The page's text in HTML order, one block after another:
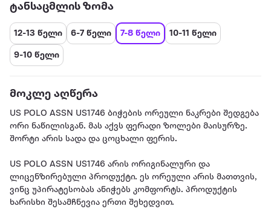
ტანსაცმლის ზომა
12-13 წელი 6-7 წელი 7-8 წელი 10-11 წელი
9-10 წელი
მოკლე აღწერა
US POLO ASSN US1746 ბიჭების ორეული ნაკრები შედგება
ორი ნაწილისგან. მას აქვს ფერადი ზოლები მაისურზე.
შორტი არის სადა და ცოცხალი ფერის.
US POLO ASSN US1746 არის ორიგინალური და
ლიცენზირებული პროდუქტი. ეს ორეული არის მათთვის,
ვინც უპირატესობას ანიჭებს კომფორტს. პროდუქტის
ხარისხი შესამჩნევია ერთი შეხედვით.